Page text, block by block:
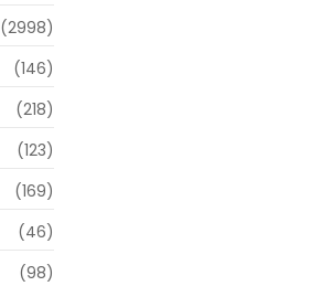
(2998)
(146)
(218)
(123)
(169)
(46)
(98)